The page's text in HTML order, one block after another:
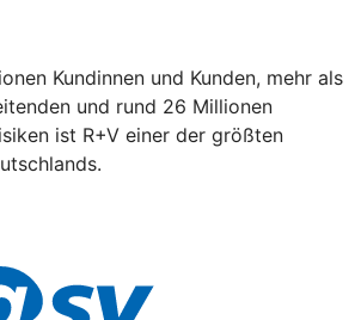
Kundinnen und Kunden, mehr als
und rund 26 Millionen
ist R+V einer der größten